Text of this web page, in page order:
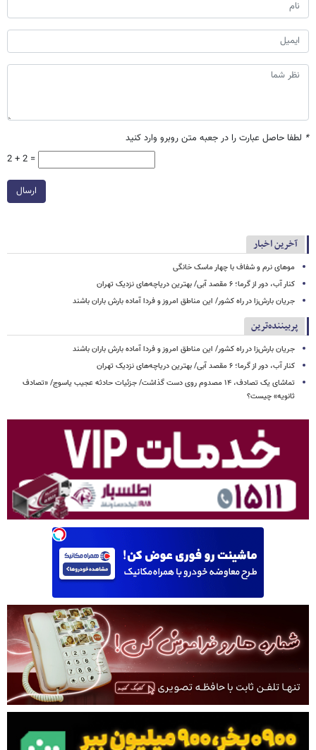
* لطفا حاصل عبارت را در جعبه متن روبرو وارد کنید
2 + 2 =
ارسال
آخرین اخبار
موهای نرم و شفاف با چهار ماسک خانگی
کنار آب، دور از گرما؛ ۶ مقصد آبی/ بهترین دریاچه‌های نزدیک تهران
جریان بارش‌زا در راه کشور/ این مناطق امروز و فردا آماده بارش باران باشند
پربیننده‌ترین
جریان بارش‌زا در راه کشور/ این مناطق امروز و فردا آماده بارش باران باشند
کنار آب، دور از گرما؛ ۶ مقصد آبی/ بهترین دریاچه‌های نزدیک تهران
تماشای یک تصادف، ۱۴ مصدوم روی دست گذاشت/ جزئیات حادثه عجیب یاسوج/ «تصادف
ثانویه» چیست؟